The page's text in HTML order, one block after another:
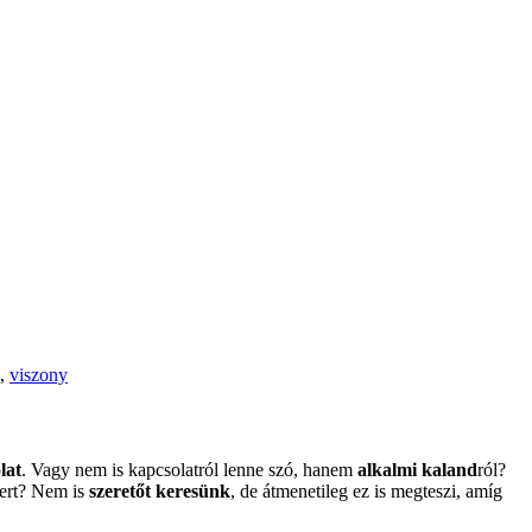
, viszony
. Vagy nem is kapcsolatról lenne szó, hanem alkalmi kalandról?
Nem is szeretőt keresünk, de átmenetileg ez is megteszi, amíg